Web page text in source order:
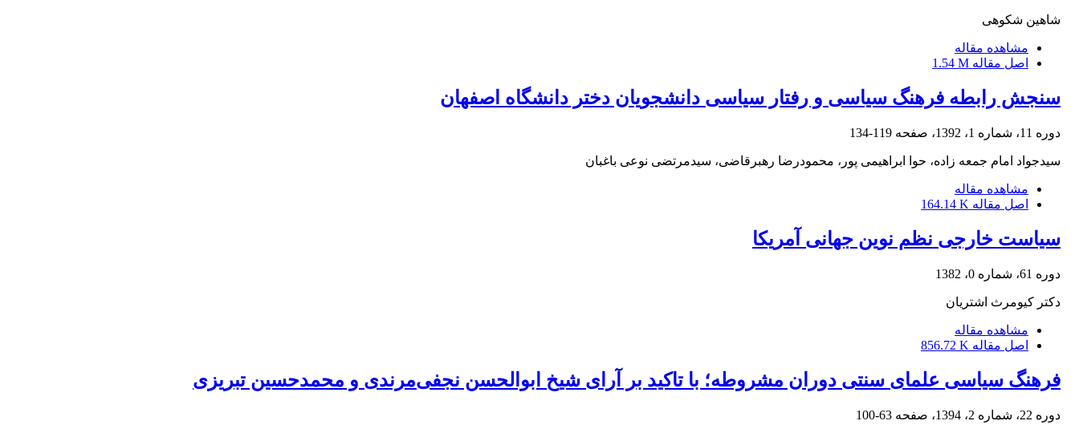
شاهین شکوهی
مشاهده مقاله
اصل مقاله 1.54 M
سنجش رابطه فرهنگ سیاسی و رفتار سیاسی دانشجویان دختر دانشگاه اصفهان
دوره 11، شماره 1، 1392، صفحه 119-134
سیدجواد امام جمعه زاده، حوا ابراهیمی پور، محمودرضا رهبرقاضی، سیدمرتضی نوعی باغبان
مشاهده مقاله
اصل مقاله 164.14 K
سیاست خارجی نظم نوین جهانی آمریکا
دوره 61، شماره 0، 1382
دکتر کیومرث اشتریان
مشاهده مقاله
اصل مقاله 856.72 K
فرهنگ سیاسی علمای سنتی دوران مشروطه؛ با تاکید بر آرای شیخ ابوالحسن نجفی‌مرندی و محمدحسین تبریزی
دوره 22، شماره 2، 1394، صفحه 63-100